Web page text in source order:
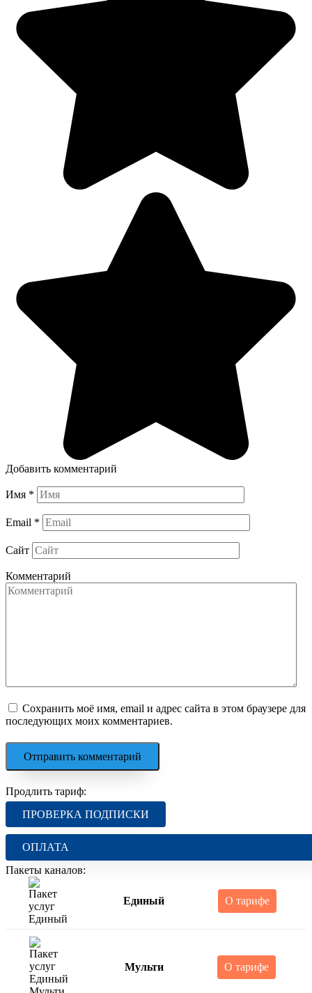
Добавить комментарий
Имя *
Email *
Сайт
Комментарий
Сохранить моё имя, email и адрес сайта в этом браузере для
последующих моих комментариев.
Продлить тариф:
ПРОВЕРКА ПОДПИСКИ
ОПЛАТА
Пакеты каналов:
Единый О тарифе
Мульти О тарифе